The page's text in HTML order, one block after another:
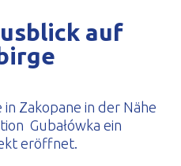
auf
Zakopane in der Nähe
Gubałówka ein
eröffnet.